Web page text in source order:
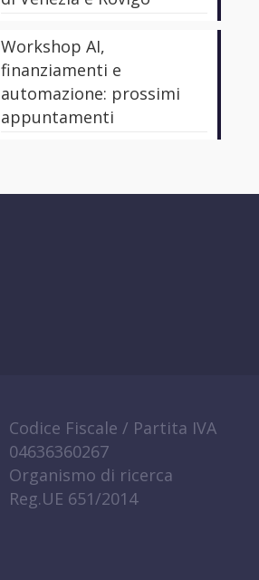
Workshop AI,
finanziamenti e
automazione: prossimi
appuntamenti
Codice Fiscale / Partita IVA
04636360267
Organismo di ricerca
Reg.UE 651/2014